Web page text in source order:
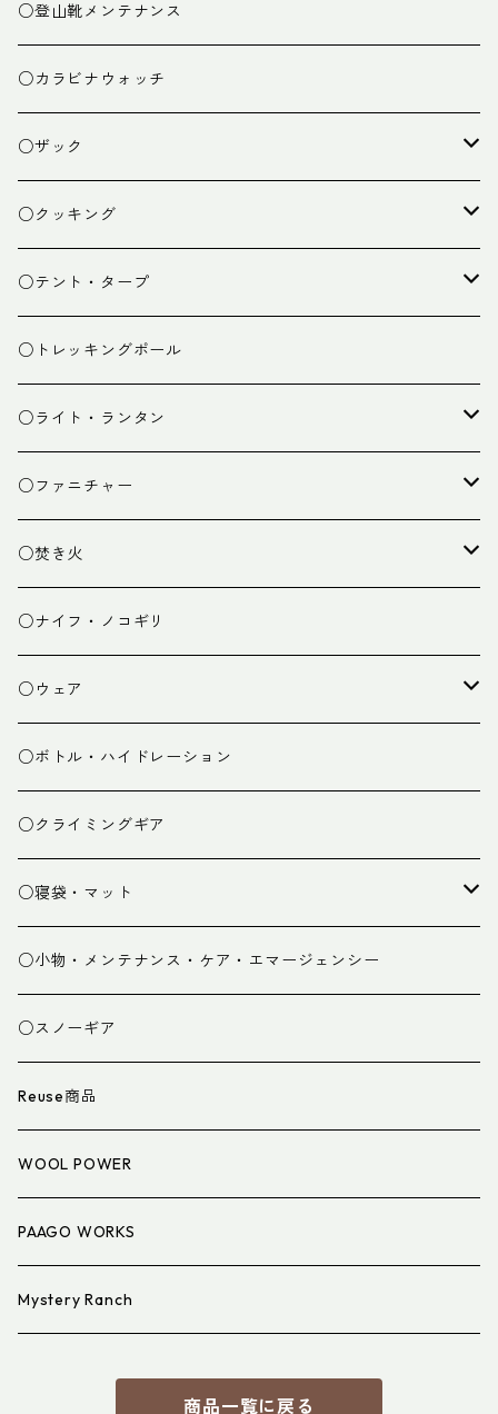
○登山靴メンテナンス
○カラビナウォッチ
○ザック
ザック
スタッフバッグ
ザック小物
○クッキング
クッカー
バーナー
カトラリー
クッキング小物
○テント・タープ
テント
タープ
ペグ・ハンマー・小物
○トレッキングポール
○ライト・ランタン
ライト
ランタン
○ファニチャー
テーブル
チェア
○焚き火
焚き火台
焚き火小物
○ナイフ・ノコギリ
○ウェア
ミドルレイヤー
ベースレイヤー
パンツ
グローブ
スパッツ・ゲイター
衣類小物
アイウェア
○ボトル・ハイドレーション
○クライミングギア
○寝袋・マット
寝袋
マット
寝具小物
○小物・メンテナンス・ケア・エマージェンシー
○スノーギア
Reuse商品
WOOL POWER
PAAGO WORKS
Mystery Ranch
商品一覧に戻る